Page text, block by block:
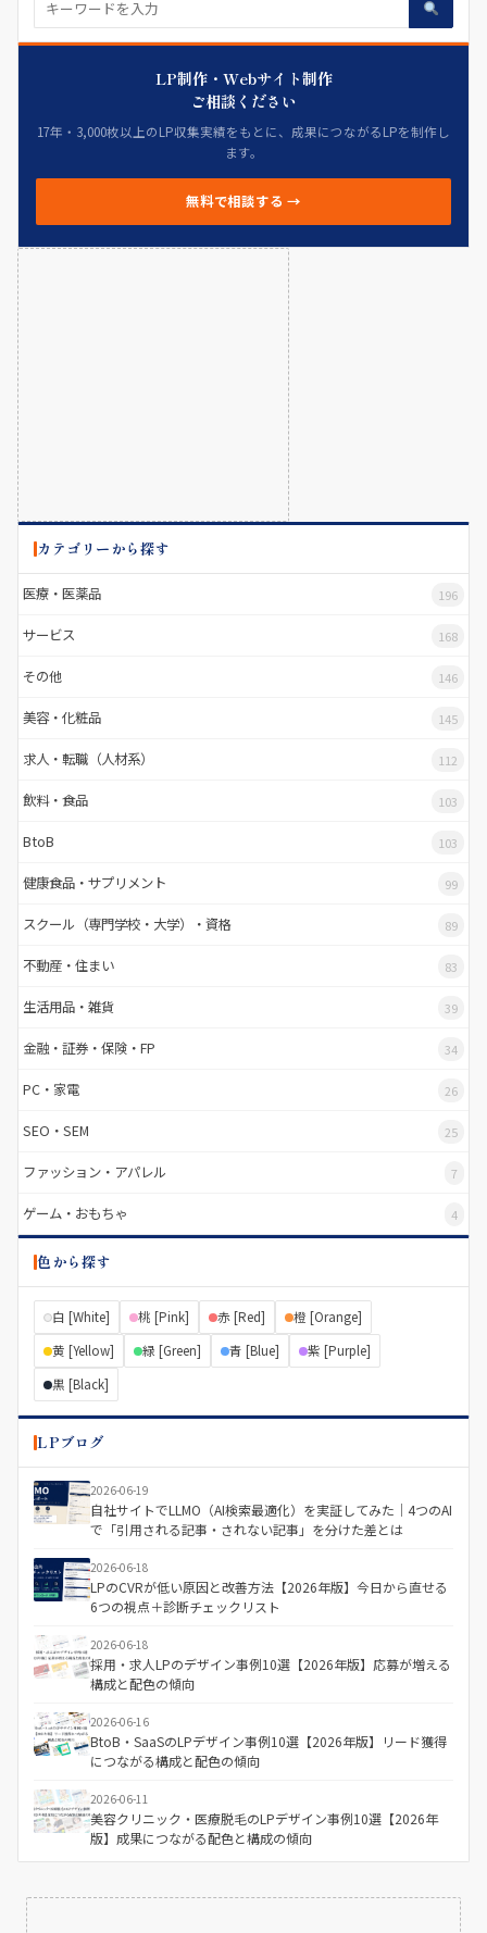
LP制作・Webサイト制作
ご相談ください
17年・3,000枚以上のLP収集実績をもとに、成果につながるLPを制作し
ます。
無料で相談する →
カテゴリーから探す
医療・医薬品 196
サービス 168
その他 146
美容・化粧品 145
求人・転職（人材系） 112
飲料・食品 103
BtoB 103
健康食品・サプリメント 99
スクール（専門学校・大学）・資格 89
不動産・住まい 83
生活用品・雑貨 39
金融・証券・保険・FP 34
PC・家電 26
SEO・SEM 25
ファッション・アパレル 7
ゲーム・おもちゃ 4
色から探す
白 [White] 桃 [Pink] 赤 [Red]
橙 [Orange]
黄 [Yellow]
緑 [Green] 青 [Blue]
紫 [Purple]
黒 [Black]
LPブログ
2026-06-19
自社サイトでLLMO（AI検索最適化）を実証してみた｜4つのAI
で「引用される記事・されない記事」を分けた差とは
2026-06-18
LPのCVRが低い原因と改善方法【2026年版】今日から直せる
6つの視点＋診断チェックリスト
2026-06-18
採用・求人LPのデザイン事例10選【2026年版】応募が増える
構成と配色の傾向
2026-06-16
BtoB・SaaSのLPデザイン事例10選【2026年版】リード獲得
につながる構成と配色の傾向
2026-06-11
美容クリニック・医療脱毛のLPデザイン事例10選【2026年
版】成果につながる配色と構成の傾向